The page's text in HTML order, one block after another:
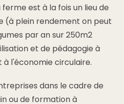
est à la fois un lieu de
(à plein rendement on peut
par an sur 250m2
et de pédagogie à
l'économie circulaire.
dans le cadre de
ou de formation à